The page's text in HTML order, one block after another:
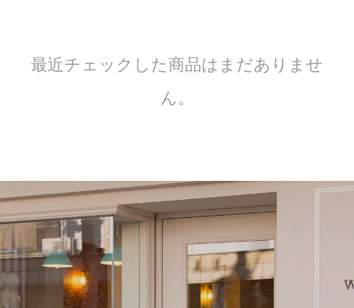
最近チェックした商品はまだありませ
ん。